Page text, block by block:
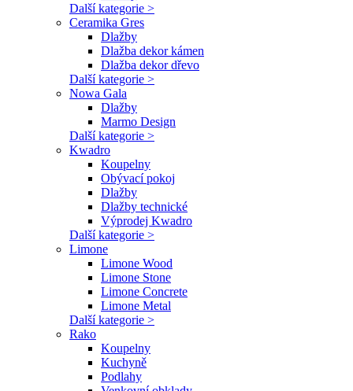
Další kategorie >
Ceramika Gres
Dlažby
Dlažba dekor kámen
Dlažba dekor dřevo
Další kategorie >
Nowa Gala
Dlažby
Marmo Design
Další kategorie >
Kwadro
Koupelny
Obývací pokoj
Dlažby
Dlažby technické
Výprodej Kwadro
Další kategorie >
Limone
Limone Wood
Limone Stone
Limone Concrete
Limone Metal
Další kategorie >
Rako
Koupelny
Kuchyně
Podlahy